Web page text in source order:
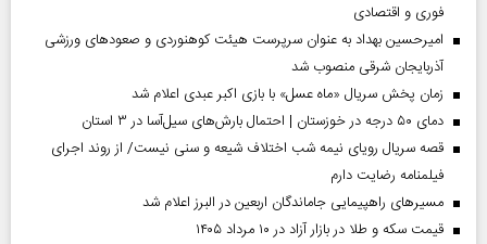
فوری و اقتصادی
امیرحسین بهداد به عنوان سرپرست هیئت کوهنوردی و صعودهای ورزشی
آذربایجان شرقی منصوب شد
زمان پخش سریال «ماه عسل» با بازی اکبر عبدی اعلام شد
دمای ۵۰ درجه در خوزستان | احتمال بارش‌های سیل‌آسا در ۳ استان
قصه سریال رویای نیمه شب اختلاف شیعه و سنی نیست/ از روند اجرای
فیلمنامه رضایت دارم
مسیر‌های راهپیمایی جاماندگان اربعین در البرز اعلام شد
قیمت سکه و طلا در بازار آزاد در ۱۰ مرداد ۱۴۰۵